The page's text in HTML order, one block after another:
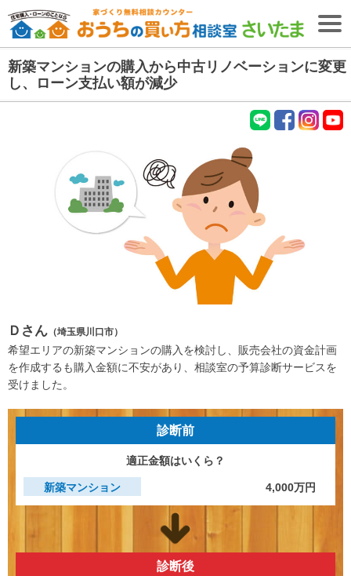
無料相談予約
【無料・2026年8月9日開催】
住宅購入専門
ファイナンシャル プランナー (FP) 紹介
初めての お客様へ
プランナー コラム
マンガで見る「おうちの買い方相談室 さいたま」
ご相談事例
よくあるご質問
【外部リンク】一般社団法人 住宅購入支援協会
新築マンションの購入から中古リノベーションに変更
し、ローン支払い額が減少
Ｄさん （埼玉県川口市）
希望エリアの新築マンションの購入を検討し、販売会社の資金計画
を作成するも購入金額に不安があり、相談室の予算診断サービスを
受けました。
診断前
適正金額はいくら？
新築マンション 4,000万円
診断後